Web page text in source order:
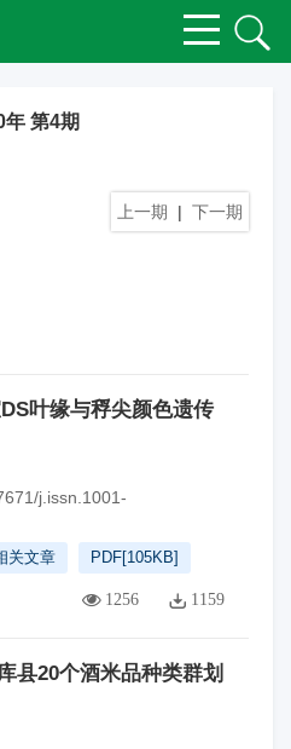
年 第4期
上一期 | 下一期
叶缘与稃尖颜色遗传
j.issn.1001-
关文章 PDF[105KB]
1256 1159
县20个酒米品种类群划